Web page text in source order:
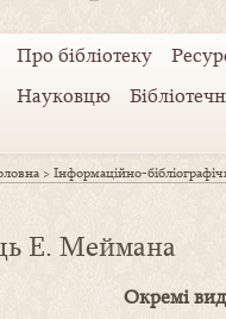
Про бібліотеку
Науковцю
>Інформаційно-
Е. Меймана
Окремі